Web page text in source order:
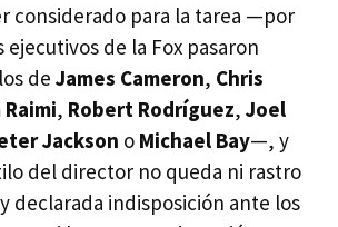
considerado para la tarea —por
ejecutivos de la Fox pasaron
de James Cameron, Chris
Raimi, Robert Rodríguez, Joel
Jackson o Michael Bay—, y
del director no queda ni rastro
declarada indisposición ante los